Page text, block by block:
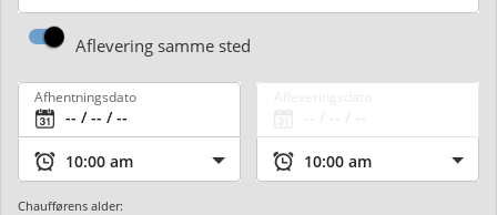
Aflevering samme sted
Afhentningsdato
Chaufførens alder: